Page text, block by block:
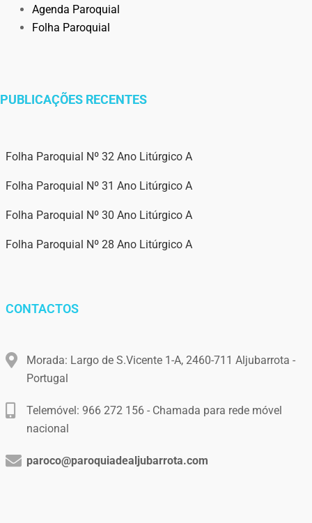
Agenda Paroquial
Folha Paroquial
PUBLICAÇÕES RECENTES
Folha Paroquial Nº 32 Ano Litúrgico A
Folha Paroquial Nº 31 Ano Litúrgico A
Folha Paroquial Nº 30 Ano Litúrgico A
Folha Paroquial Nº 28 Ano Litúrgico A
CONTACTOS
Morada: Largo de S.Vicente 1-A, 2460-711 Aljubarrota -
Portugal
Telemóvel: 966 272 156 - Chamada para rede móvel
nacional
paroco@paroquiadealjubarrota.com